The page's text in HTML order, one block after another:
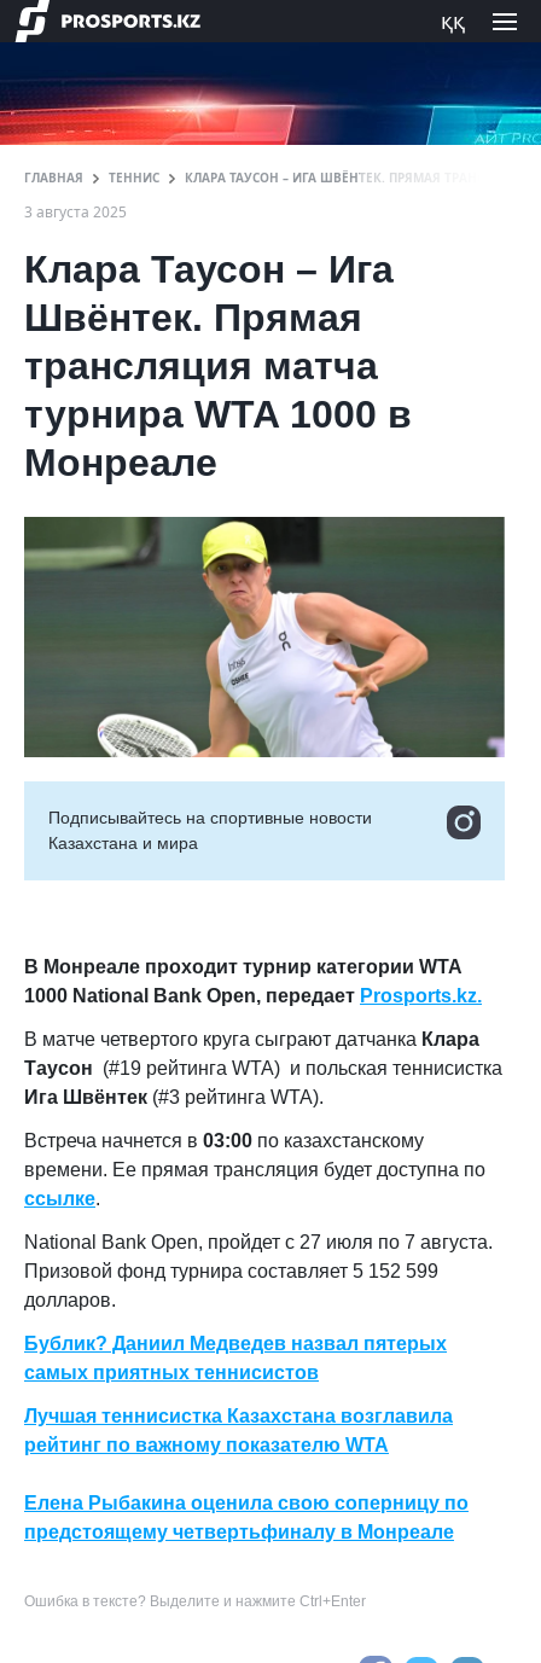
ққ
ГЛАВНАЯ ТЕННИС КЛАРА ТАУСОН – ИГА ШВЁНТЕК. ПРЯМАЯ ТРАНСЛЯЦИЯ
3 августа 2025
Клара Таусон – Ига
Швёнтек. Прямая
трансляция матча
турнира WTA 1000 в
Монреале
Подписывайтесь на cпортивные новости
Казахстана и мира
В Монреале проходит турнир категории WTA
1000 National Bank Open, передает Prosports.kz.
В матче четвертого круга сыграют датчанка Клара
Таусон (#19 рейтинга WTA) и польская теннисистка
Ига Швёнтек (#3 рейтинга WTA).
Встреча начнется в 03:00 по казахстанскому
времени. Ее прямая трансляция будет доступна по
ссылке.
National Bank Open, пройдет с 27 июля по 7 августа.
Призовой фонд турнира составляет 5 152 599
долларов.
Бублик? Даниил Медведев назвал пятерых
самых приятных теннисистов
Лучшая теннисистка Казахстана возглавила
рейтинг по важному показателю WTA
Елена Рыбакина оценила свою соперницу по
предстоящему четвертьфиналу в Монреале
Ошибка в тексте? Выделите и нажмите Ctrl+Enter